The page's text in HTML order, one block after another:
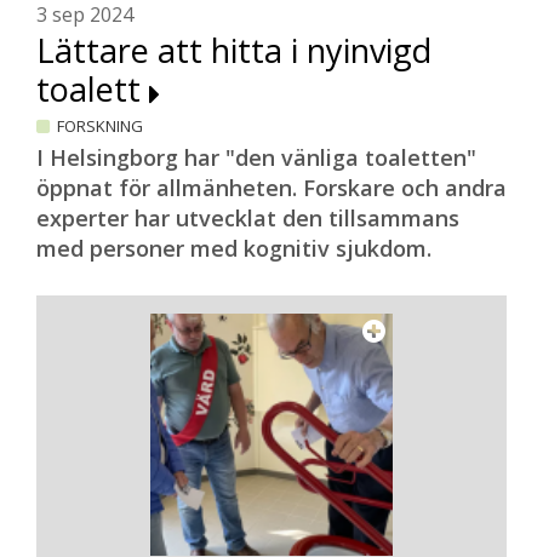
3 sep 2024
Lättare att hitta i nyinvigd
toalett
FORSKNING
I Helsingborg har "den vänliga toaletten"
öppnat för allmänheten. Forskare och andra
experter har utvecklat den tillsammans
med personer med kognitiv sjukdom.